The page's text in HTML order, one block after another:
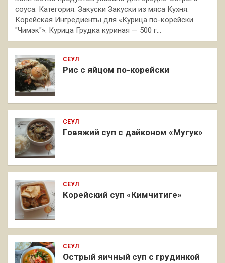
соуса. Категория: Закуски Закуски из мяса Кухня:
Корейская Ингредиенты для «Курица по-корейски
"Чимэк"»: Курица Грудка куриная — 500 г…
СЕУЛ
Рис с яйцом по-корейски
СЕУЛ
Говяжий суп с дайконом «Мугук»
СЕУЛ
Корейский суп «Кимчитиге»
СЕУЛ
Острый яичный суп с грудинкой